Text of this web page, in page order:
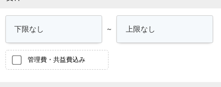
～
管理費・共益費込み